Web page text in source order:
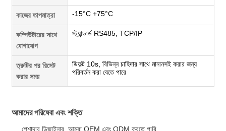
কাজের তাপমাত্রা -15°C +75°C
কম্পিউটারের সাথে
যোগাযোগ
স্ট্যান্ডার্ড RS485, TCP/IP
ত্রুটির পর রিসেট
করার সময়
ডিফল্ট 10s, বিভিন্ন চাহিদার সাথে মানানসই করার জন্য
পরিবর্তন করা যেতে পারে
আমাদের পরিষেবা এবং শক্তি
পেশাদার ডিজাইনার, আমরা OEM এবং ODM করতে পারি